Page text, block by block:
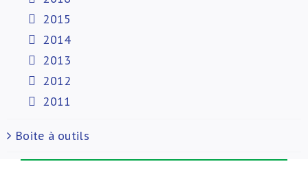
2015
2014
2013
2012
2011
Boite à outils